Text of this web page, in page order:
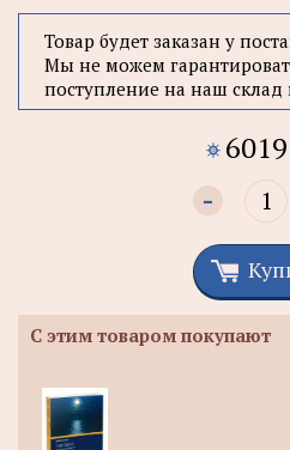
Товар будет заказан у
Мы не можем
поступление на наш склад
6019
-
С этим товаром покупают